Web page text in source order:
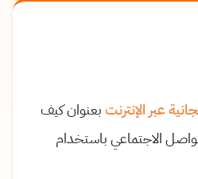
عبر الإنترنتبعنوان كيف
الاجتماعي باستخدام